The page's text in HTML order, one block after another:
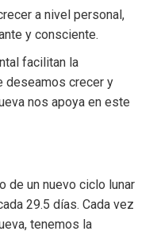
a nivel personal,
y consciente.
facilitan la
deseamos crecer y
nos apoya en este
de un nuevo ciclo lunar
29.5 días. Cada vez
tenemos la